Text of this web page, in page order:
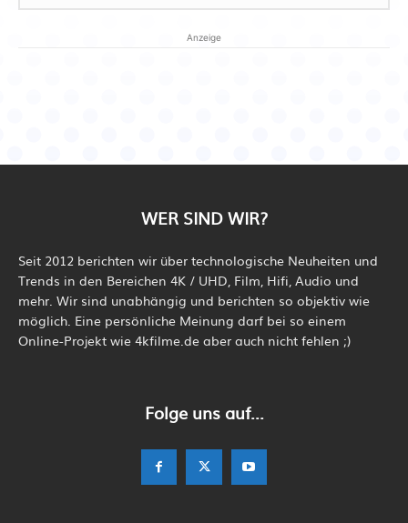
Anzeige
WER SIND WIR?
Seit 2012 berichten wir über technologische Neuheiten und
Trends in den Bereichen 4K / UHD, Film, Hifi, Audio und
mehr. Wir sind unabhängig und berichten so objektiv wie
möglich. Eine persönliche Meinung darf bei so einem
Online-Projekt wie 4kfilme.de aber auch nicht fehlen ;)
Folge uns auf...